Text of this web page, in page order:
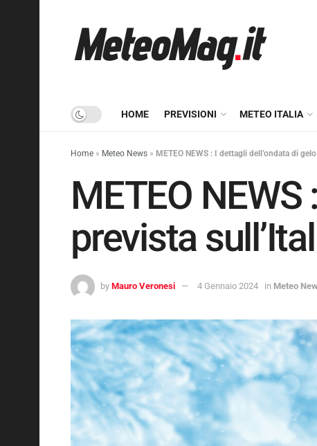
HOME PREVISIONI METEO ITALIA
Home » Meteo News » METEO NEWS : I dettagli dell’ondata di
METEO
prevista
by Mauro Veronesi 4 Gennaio 2024 in Meteo